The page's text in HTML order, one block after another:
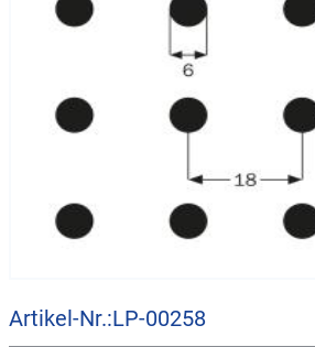
Artikel-Nr.:LP-00258